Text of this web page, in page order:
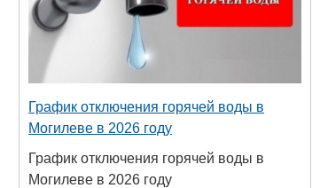
График отключения горячей воды в
Могилеве в 2026 году
График отключения горячей воды в
Могилеве в 2026 году